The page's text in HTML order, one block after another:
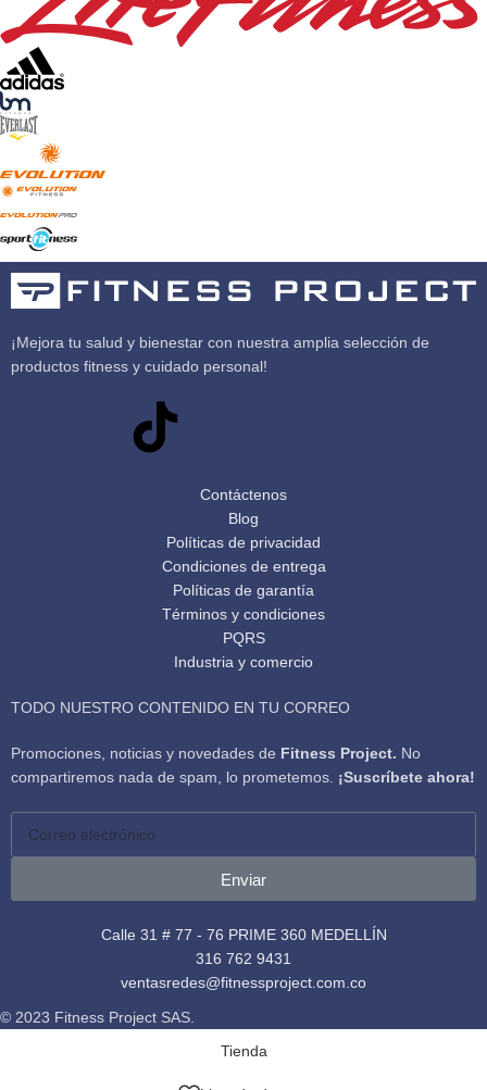
¡Mejora tu salud y bienestar con nuestra amplia selección de
productos fitness y cuidado personal!
Contáctenos
Blog
Políticas de privacidad
Condiciones de entrega
Políticas de garantía
Términos y condiciones
PQRS
Industria y comercio
TODO NUESTRO CONTENIDO EN TU CORREO
Promociones, noticias y novedades de Fitness Project. No
compartiremos nada de spam, lo prometemos. ¡Suscríbete ahora!
Enviar
Calle 31 # 77 - 76 PRIME 360 MEDELLÍN
316 762 9431
ventasredes@fitnessproject.com.co
© 2023 Fitness Project SAS.
Tienda